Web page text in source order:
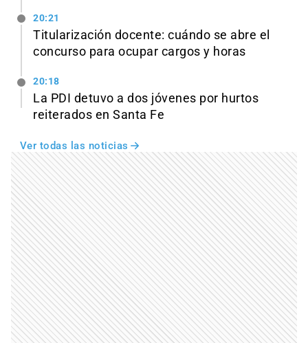
20:21
Titularización docente: cuándo se abre el
concurso para ocupar cargos y horas
20:18
La PDI detuvo a dos jóvenes por hurtos
reiterados en Santa Fe
Ver todas las noticias